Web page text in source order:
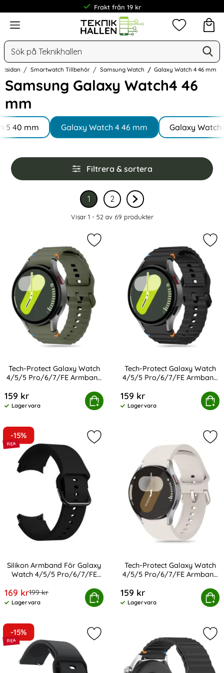
30 dagar öppet köp
Meny
Sök
Mina
Smartwatch Tillbehör Samsung Watch Galaxy Watch 4 46 mm
Samsung Galaxy Watch4 46
mm
Hoppa
till
produkter
Underkategorier
5 40 mm Galaxy Watch 4 46 mm Galaxy
Hoppa
över
filtersektionen
Filtrera & sortera
Filtrera & sortera
Nuvarande sida, sidan
1
av 2
Gå till sidan
2
av 2
Gå till nästa sida sidan
Visar 1 - 52 av 69 produkter
Tech-Protect Galaxy Watch
4/5/5 Pro/6/7/FE Armband
159 kr
Tillgänglighet:
Lagervara
Köp
Galaxy Watch 4/5/5 Pro/6/7/FE Armband Silikon
Markera tech-Protect Galaxy
Tech-Protect Galaxy Watch
4/5/5 Pro/6/7/FE Armband
159 kr
Tillgänglighet:
Lagervara
Köp
Tech-Protect Galaxy Watch 4/5/5
-15%
Silikon Armband För Galaxy
Watch 4/5/5 Pro/6/7/FE
rea pris
169 krtidigare pris
199 kr
Tillgänglighet:
Lagervara
Köp
Armband För Galaxy Watch 4/5/5 Pro/6/7/FE Svart
Markera silikon Armband För
Tech-Protect Galaxy Watch
4/5/5 Pro/6/7/FE Armband
159 kr
Tillgänglighet:
Lagervara
Köp
Tech-Protect Galaxy Watch 4/5/5
-15%
Markera silikon Armband För